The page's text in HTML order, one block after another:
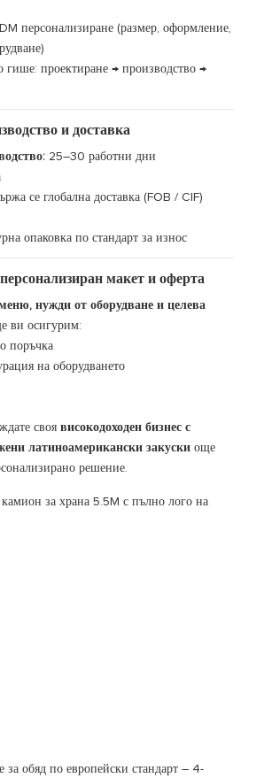
персонализиране (размер, оформление,
гише: проектиране → производство →
и доставка
25–30 работни дни
се глобална доставка (FOB / CIF)
опаковка по стандарт за износ
макет и оферта
нужди от оборудване и целева
ви осигурим:
поръчка
на оборудването
своя високодоходен бизнес с
латиноамерикански закускиоще
решение.